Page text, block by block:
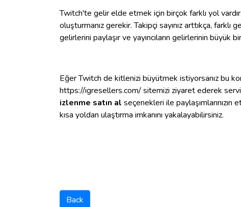
Twitch'te gelir elde etmek için birçok farklı yol
oluşturmanız gerekir. Takipçi sayınız arttıkça, farklı
gelirlerini paylaşır ve yayıncıların gelirlerinin büyük
Eğer Twitch de kitlenizi büyütmek istiyorsanız bu
https://igresellers.com/ sitemizi ziyaret ederek
izlenme satın al seçenekleri ile paylaşımlarınızın
kısa yoldan ulaştırma imkanını yakalayabilirsiniz.
Back